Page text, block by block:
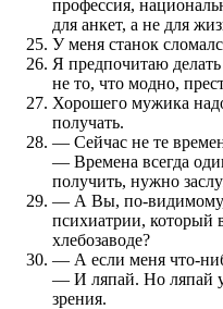
профессия,
для анкет, а не для
У меня станок
Я предпочитаю
не то, что модно,
Хорошего мужика
получать.
— Сейчас не те
— Времена всегда
получить, нужно
— А Вы, по-
психиатрии, который
хлебозаводе?
— А если меня что-
— И ляпай. Но ляпай
зрения.